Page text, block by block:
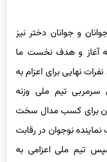
و جوانان دختر نیز
آغاز و هدف نخست ما
نهایی برای اعزام به
تیم ملی وزنه
برای کسب مدال سخت
نوجوان در رقابت
تیم ملی اعزامی به